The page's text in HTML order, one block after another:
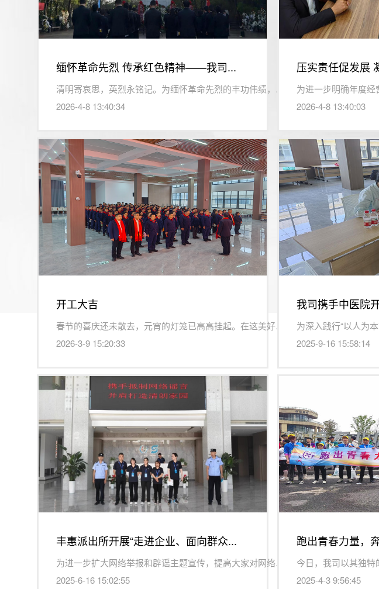
缅怀革命先烈 传承红色精神——我司...
清明寄哀思，英烈永铭记。为缅怀革命先烈的丰功伟绩，传承红...
2026-4-8 13:40:34
压实责任促发展
2026-4-8 13:40:03
开工大吉
春节的喜庆还未散去，元宵的灯笼已高高挂起。在这美好的时节...
2026-3-9 15:20:33
我司携手中医院
为深入践行“以人为
2025-9-16 15:58:14
丰惠派出所开展“走进企业、面向群众...
为进一步扩大网络举报和辟谣主题宣传，提高大家对网络谣言的...
2025-6-16 15:02:55
跑出青春力量，
2025-4-3 9:56:45